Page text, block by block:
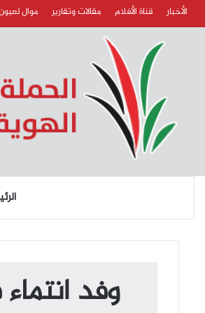
الأخبار قناة الأفلام مقالات وتقارير موال
وفد